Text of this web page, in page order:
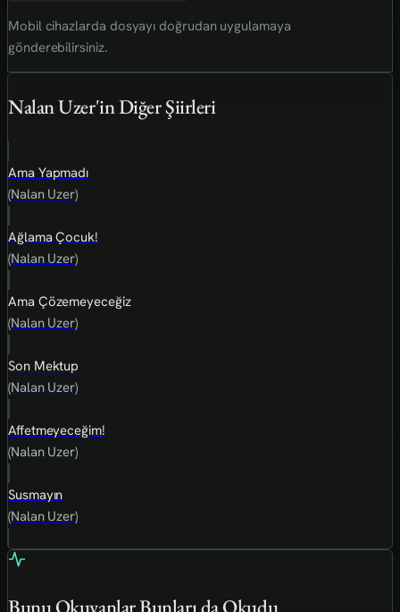
Mobil cihazlarda dosyayı doğrudan uygulamaya
gönderebilirsiniz.
Nalan Uzer'in Diğer Şiirleri
Ama Yapmadı
(Nalan Uzer)
Ağlama Çocuk!
(Nalan Uzer)
Ama Çözemeyeceğiz
(Nalan Uzer)
Son Mektup
(Nalan Uzer)
Affetmeyeceğim!
(Nalan Uzer)
Susmayın
(Nalan Uzer)